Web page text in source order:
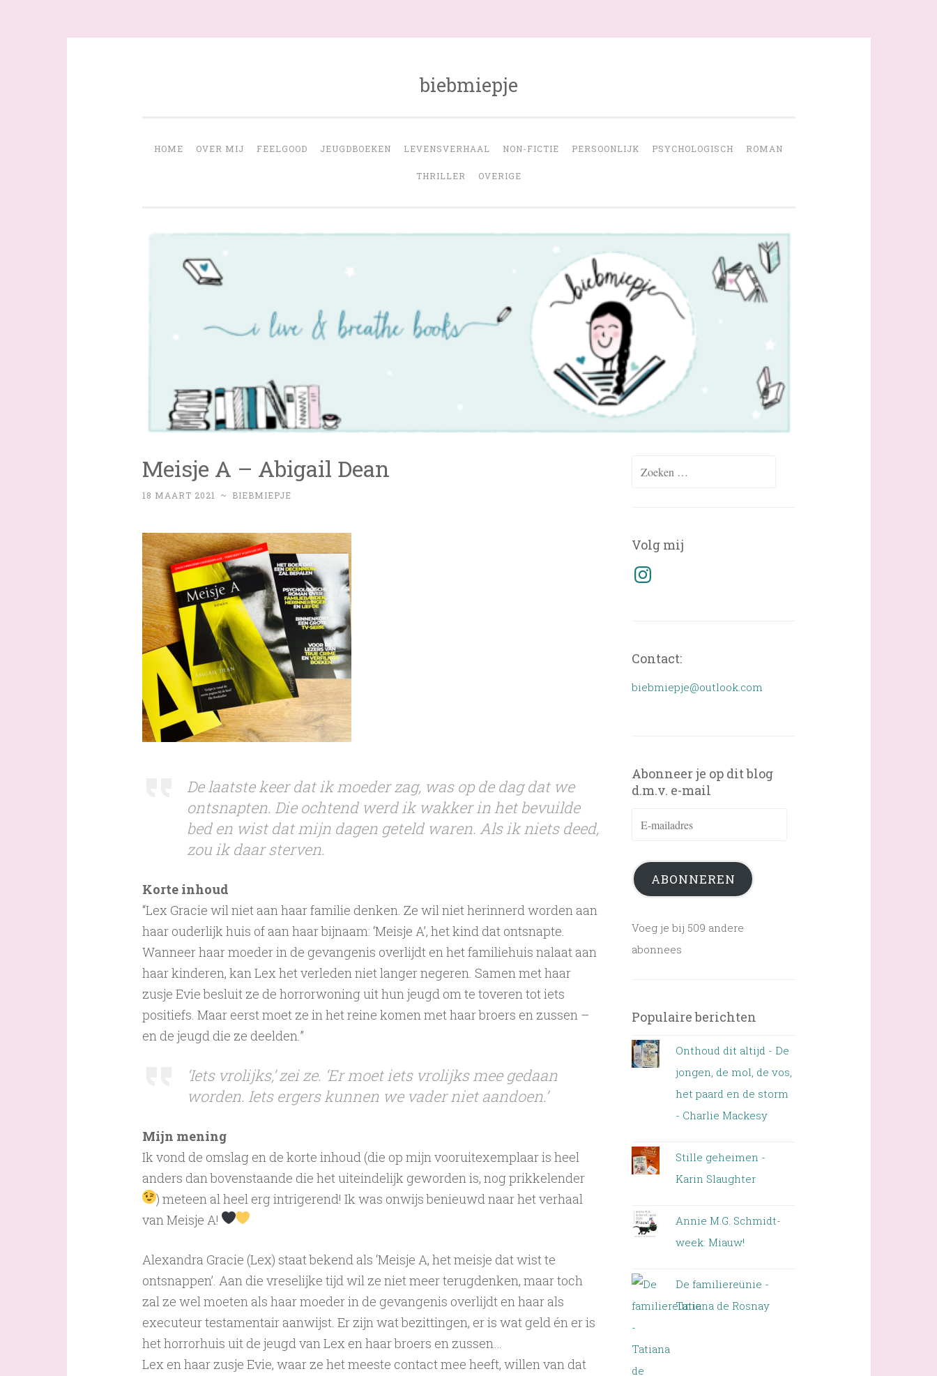
biebmiepje
HOME OVER MIJ FEELGOOD JEUGDBOEKEN LEVENSVERHAAL NON-FICTIE PERSOONLIJK PSYCHOLOGISCH ROMAN
THRILLER OVERIGE
Meisje A – Abigail Dean
18 MAART 2021 ~ BIEBMIEPJE
De laatste keer dat ik moeder zag, was op de dag dat we
ontsnapten. Die ochtend werd ik wakker in het bevuilde
bed en wist dat mijn dagen geteld waren. Als ik niets deed,
zou ik daar sterven.
Korte inhoud
“Lex Gracie wil niet aan haar familie denken. Ze wil niet herinnerd worden aan
haar ouderlijk huis of aan haar bijnaam: ‘Meisje A’, het kind dat ontsnapte.
Wanneer haar moeder in de gevangenis overlijdt en het familiehuis nalaat aan
haar kinderen, kan Lex het verleden niet langer negeren. Samen met haar
zusje Evie besluit ze de horrorwoning uit hun jeugd om te toveren tot iets
positiefs. Maar eerst moet ze in het reine komen met haar broers en zussen –
en de jeugd die ze deelden.”
‘Iets vrolijks,’ zei ze. ‘Er moet iets vrolijks mee gedaan
worden. Iets ergers kunnen we vader niet aandoen.’
Mijn mening
Ik vond de omslag en de korte inhoud (die op mijn vooruitexemplaar is heel
anders dan bovenstaande die het uiteindelijk geworden is, nog prikkelender
) meteen al heel erg intrigerend! Ik was onwijs benieuwd naar het verhaal
van Meisje A!
Alexandra Gracie (Lex) staat bekend als ‘Meisje A, het meisje dat wist te
ontsnappen’. Aan die vreselijke tijd wil ze niet meer terugdenken, maar toch
zal ze wel moeten als haar moeder in de gevangenis overlijdt en haar als
executeur testamentair aanwijst. Er zijn wat bezittingen, er is wat geld én er is
het horrorhuis uit de jeugd van Lex en haar broers en zussen…
Lex en haar zusje Evie, waar ze het meeste contact mee heeft, willen van dat
Zoeken
Volg mij
Instagram
Contact:
biebmiepje@outlook.com
Abonneer je op dit blog
d.m.v. e-mail
ABONNEREN
Voeg je bij 509 andere
abonnees
Populaire berichten
Onthoud dit altijd - De
jongen, de mol, de vos,
het paard en de storm
- Charlie Mackesy
Stille geheimen -
Karin Slaughter
Annie M.G. Schmidt-
week: Miauw!
De familiereünie -
Tatiana de Rosnay